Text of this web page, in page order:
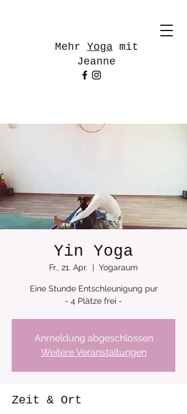
Mehr Yogamit
Jeanne
Yin Yoga
Fr., 21. Apr.
  |
Yogaraum
Eine Stunde Entschleunigung pur
Anmeldung abgeschlossen
Weitere Veranstaltungen
Zeit & Ort